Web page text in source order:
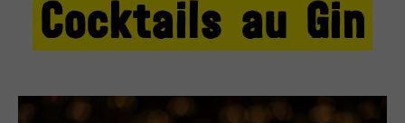
Cocktails au Gin